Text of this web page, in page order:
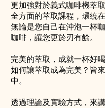
更加強對於義式咖啡機萃
全方面的萃取課程，環繞
無論是您自己在沖泡一杯
咖啡，讓您更於刃有餘。
完美的萃取，成就一杯好喝
如何讓萃取成為完美？皆
中。
透過理論及實驗方式，來